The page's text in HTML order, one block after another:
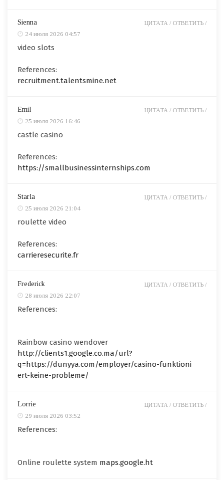
Sienna
24 июля 2026 04:57
video slots
References:
recruitment.talentsmine.net
ЦИТАТА / ОТВЕТИТЬ /
Emil
25 июля 2026 16:46
castle casino
References:
https://smallbusinessinternships.com
ЦИТАТА / ОТВЕТИТЬ /
Starla
25 июля 2026 21:04
roulette video
References:
carrieresecurite.fr
ЦИТАТА / ОТВЕТИТЬ /
Frederick
28 июля 2026 22:07
References:
Rainbow casino wendover
http://clients1.google.co.ma/url?
q=https://dunyya.com/employer/casino-funktioni
ert-keine-probleme/
ЦИТАТА / ОТВЕТИТЬ /
Lorrie
29 июля 2026 03:52
References:
Online roulette system maps.google.ht
ЦИТАТА / ОТВЕТИТЬ /